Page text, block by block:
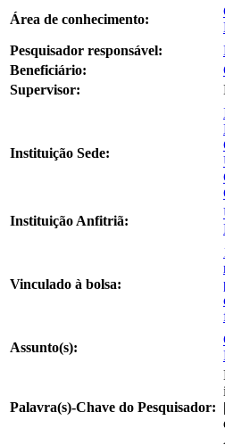
Área de conhecimento:
Pesquisador responsável:
Beneficiário:
Supervisor:
Instituição Sede:
Instituição Anfitriã:
Vinculado à bolsa:
Assunto(s):
Palavra(s)-Chave do Pesquisador: